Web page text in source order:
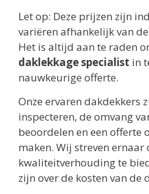
Let op: Deze prijzen zijn
variëren afhankelijk van
Het is altijd aan te raden
daklekkage specialist in
nauwkeurige offerte.
Onze ervaren dakdekkers
inspecteren, de omvang
beoordelen en een offerte
maken. Wij streven
kwaliteitverhouding te
zijn over de kosten van de